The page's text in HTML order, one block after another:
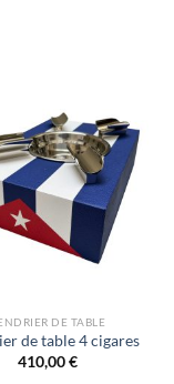
DE TABLE
de table 4 cigares
410,00€